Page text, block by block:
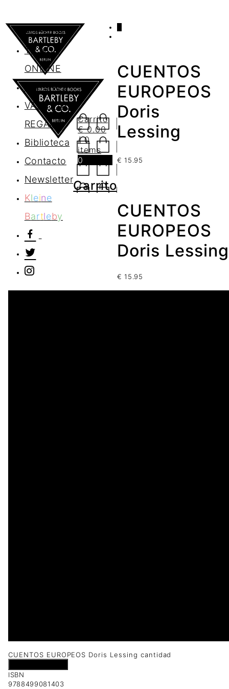
AGENDA
TIENDA
ONLINE
Nosotros
VALES DE
REGALO
Biblioteca
Contacto
Newsletter
Kleine
Bartleby
Carrito
€0.00
/ 0
items
0
Carrito
CUENTOS
EUROPEOS
Doris
Lessing
€ 15.95
CUENTOS
EUROPEOS
Doris Lessing
€ 15.95
CUENTOS EUROPEOS Doris Lessing cantidad
ISBN
9788499081403